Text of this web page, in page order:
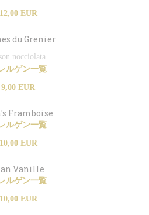
12,00 EUR
du Grenier
nocciolata
ルゲン一覧
9,00 EUR
Framboise
ルゲン一覧
10,00 EUR
Vanille
ルゲン一覧
10,00 EUR